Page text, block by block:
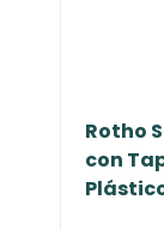
Rotho
con